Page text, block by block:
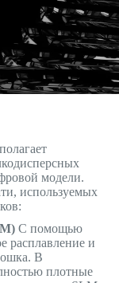
модели.
используемых
С помощью
расплавление и
В
плотные